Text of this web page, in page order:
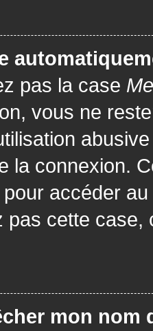
pas la case
vous ne
la connexion.
accéder
cette case,
mon nom